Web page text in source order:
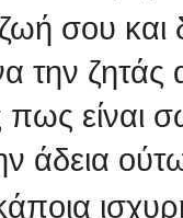
σου και
την
πως είναι
άδεια